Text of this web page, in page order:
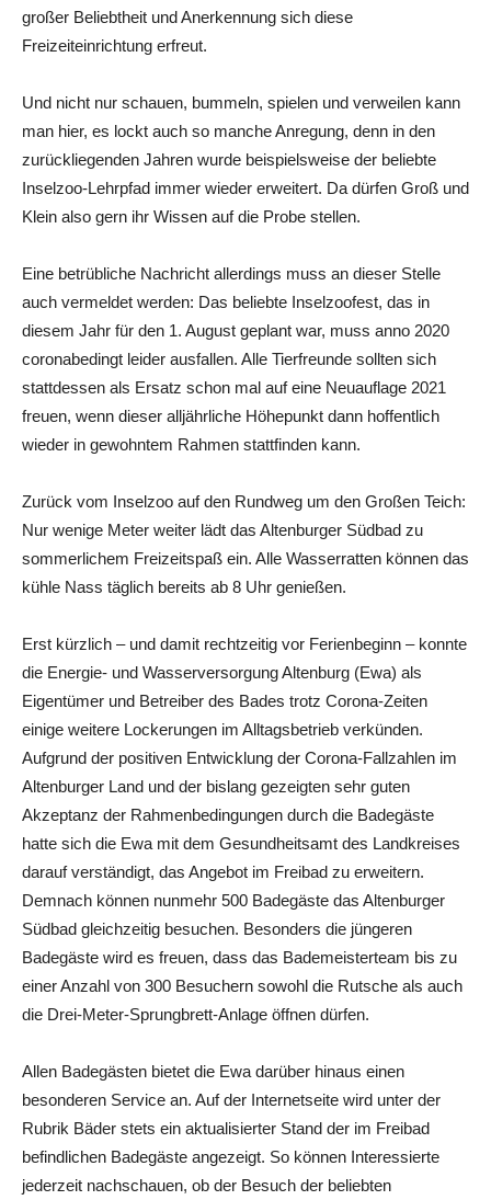
großer Beliebtheit und Anerkennung sich diese
Freizeiteinrichtung erfreut.
Und nicht nur schauen, bummeln, spielen und verweilen kann
man hier, es lockt auch so manche Anregung, denn in den
zurückliegenden Jahren wurde beispielsweise der beliebte
Inselzoo-Lehrpfad immer wieder erweitert. Da dürfen Groß und
Klein also gern ihr Wissen auf die Probe stellen.
Eine betrübliche Nachricht allerdings muss an dieser Stelle
auch vermeldet werden: Das beliebte Inselzoofest, das in
diesem Jahr für den 1. August geplant war, muss anno 2020
coronabedingt leider ausfallen. Alle Tierfreunde sollten sich
stattdessen als Ersatz schon mal auf eine Neuauflage 2021
freuen, wenn dieser alljährliche Höhepunkt dann hoffentlich
wieder in gewohntem Rahmen stattfinden kann.
Zurück vom Inselzoo auf den Rundweg um den Großen Teich:
Nur wenige Meter weiter lädt das Altenburger Südbad zu
sommerlichem Freizeitspaß ein. Alle Wasserratten können das
kühle Nass täglich bereits ab 8 Uhr genießen.
Erst kürzlich – und damit rechtzeitig vor Ferienbeginn – konnte
die Energie- und Wasserversorgung Altenburg (Ewa) als
Eigentümer und Betreiber des Bades trotz Corona-Zeiten
einige weitere Lockerungen im Alltagsbetrieb verkünden.
Aufgrund der positiven Entwicklung der Corona-Fallzahlen im
Altenburger Land und der bislang gezeigten sehr guten
Akzeptanz der Rahmenbedingungen durch die Badegäste
hatte sich die Ewa mit dem Gesundheitsamt des Landkreises
darauf verständigt, das Angebot im Freibad zu erweitern.
Demnach können nunmehr 500 Badegäste das Altenburger
Südbad gleichzeitig besuchen. Besonders die jüngeren
Badegäste wird es freuen, dass das Bademeisterteam bis zu
einer Anzahl von 300 Besuchern sowohl die Rutsche als auch
die Drei-Meter-Sprungbrett-Anlage öffnen dürfen.
Allen Badegästen bietet die Ewa darüber hinaus einen
besonderen Service an. Auf der Internetseite wird unter der
Rubrik Bäder stets ein aktualisierter Stand der im Freibad
befindlichen Badegäste angezeigt. So können Interessierte
jederzeit nachschauen, ob der Besuch der beliebten